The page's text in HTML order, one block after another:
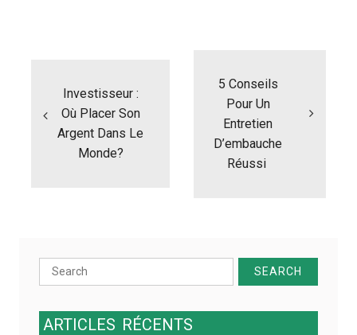
Investisseur :
Où Placer Son
Argent Dans Le
Monde?
5 Conseils
Pour Un
Entretien
D’embauche
Réussi
Search
for:
ARTICLES RÉCENTS